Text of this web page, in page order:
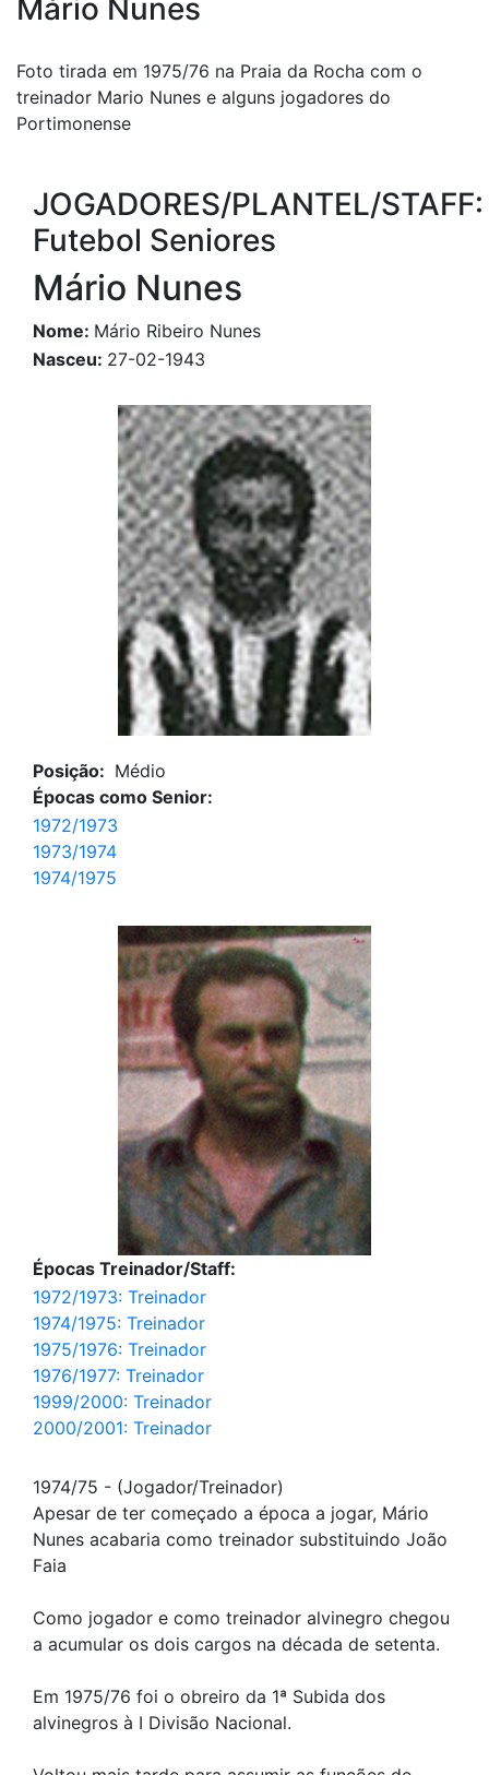
Mário Nunes
Foto tirada em 1975/76 na Praia da Rocha com o
treinador Mario Nunes e alguns jogadores do
Portimonense
JOGADORES/PLANTEL/STAFF:
Futebol Seniores
Mário Nunes
Nome: Mário Ribeiro Nunes
Nasceu: 27-02-1943
Posição: Médio
Épocas como Senior:
1972/1973
1973/1974
1974/1975
Épocas Treinador/Staff:
1972/1973: Treinador
1974/1975: Treinador
1975/1976: Treinador
1976/1977: Treinador
1999/2000: Treinador
2000/2001: Treinador
1974/75 - (Jogador/Treinador)
Apesar de ter começado a época a jogar, Mário
Nunes acabaria como treinador substituindo João
Faia
Como jogador e como treinador alvinegro chegou
a acumular os dois cargos na década de setenta.
Em 1975/76 foi o obreiro da 1ª Subida dos
alvinegros à I Divisão Nacional.